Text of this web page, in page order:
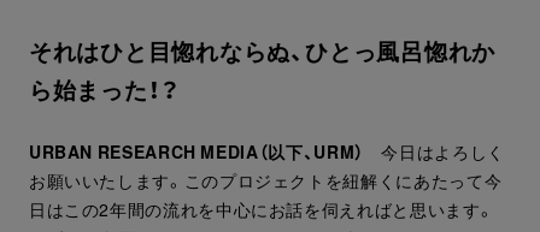
それはひと目惚れならぬ、ひとっ風呂惚れか
ら始まった！？
URBAN RESEARCH MEDIA（以下、URM）
今日はよろしく
お願いいたします。このプロジェクトを紐解くにあたって今
日はこの2年間の流れを中心にお話を伺えればと思います。